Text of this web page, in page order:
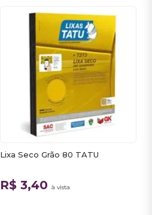
Lixa Seco Grão 80 TATU
R$ 3,40 à vista